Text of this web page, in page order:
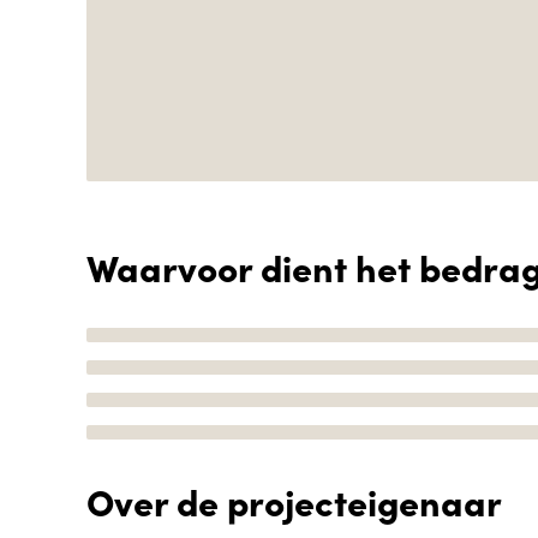
Waarvoor dient het
Over de projecteigenaar